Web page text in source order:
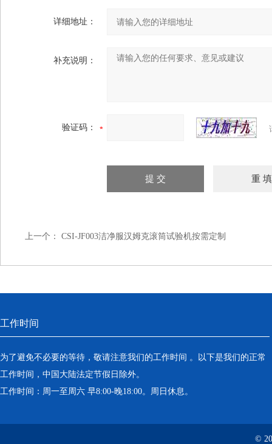
详细地址：
补充说明：
验证码：
上一个： CSI-JF003洁净服汉姆克滚筒试验机按需定制
工作时间
为了避免不必要的等待，敬请注意我们的工作时间 。以下是我们的正常
工作时间，中国大陆法定节假日除外。
工作时间：周一至周六 早8:00-晚18:00。周日休息。
©